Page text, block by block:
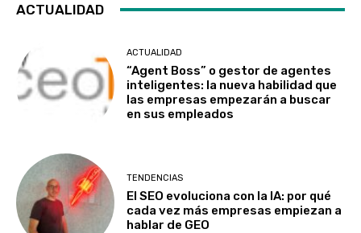
ACTUALIDAD
ACTUALIDAD
“Agent Boss” o gestor de agentes
inteligentes: la nueva habilidad que
las empresas empezarán a buscar
en sus empleados
TENDENCIAS
El SEO evoluciona con la IA: por qué
cada vez más empresas empiezan a
hablar de GEO